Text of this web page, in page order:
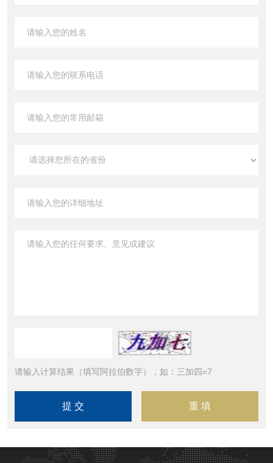
请输入计算结果（填写阿拉伯数字），如：三加四=7